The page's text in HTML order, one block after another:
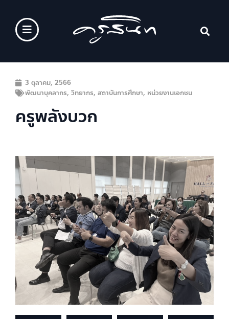
3 ตุลาคม, 2566
พัฒนาบุคลากร, วิทยากร, สถาบันการศึกษา, หน่วยงานเอกชน
ครูพลังบวก